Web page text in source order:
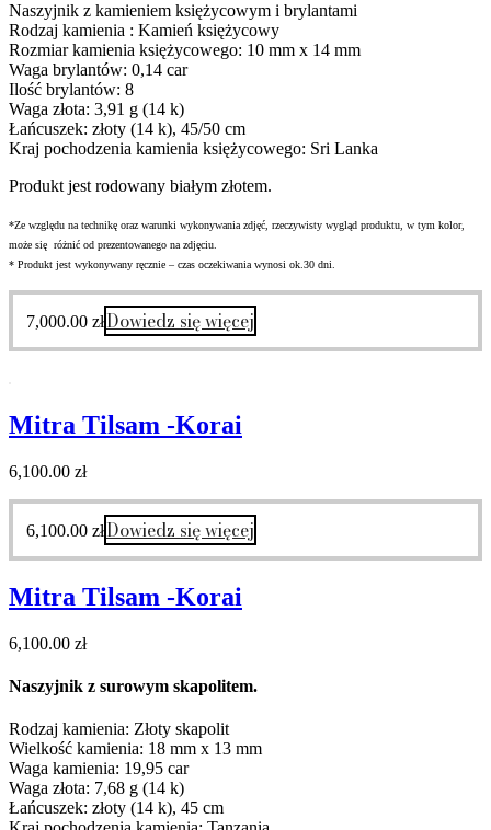
Naszyjnik z kamieniem księżycowym i brylantami
Rodzaj kamienia : Kamień księżycowy
Rozmiar kamienia księżycowego: 10 mm x 14 mm
Waga brylantów: 0,14 car
Ilość brylantów: 8
Waga złota: 3,91 g (14 k)
Łańcuszek: złoty (14 k), 45/50 cm
Kraj pochodzenia kamienia księżycowego: Sri Lanka
Produkt jest rodowany białym złotem.
*Ze względu na technikę oraz warunki wykonywania zdjęć, rzeczywisty wygląd produktu, w tym kolor,
może się różnić od prezentowanego na zdjęciu.
* Produkt jest wykonywany ręcznie – czas oczekiwania wynosi ok.30 dni.
7,000.00 złDowiedz się więcej
Mitra Tilsam -Korai
6,100.00 zł
6,100.00 złDowiedz się więcej
Mitra Tilsam -Korai
6,100.00 zł
Naszyjnik z surowym skapolitem.
Rodzaj kamienia: Złoty skapolit
Wielkość kamienia: 18 mm x 13 mm
Waga kamienia: 19,95 car
Waga złota: 7,68 g (14 k)
Łańcuszek: złoty (14 k), 45 cm